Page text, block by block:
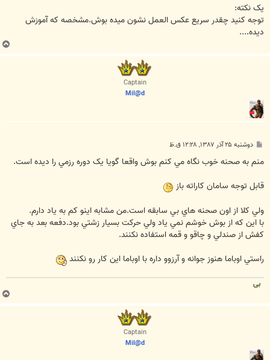
ت
یک نکته:
توجه کنید چقدر سریع عکس العمل نشون میده بوش.مشخصه که آموزش
دیده....
ب
ا
Captain
Mil@d
پ
ت
دوشنبه ۲۵ آذر ۱۳۸۷, ۱۲:۲۸ ق.ظ
منم به صحنه خوب نگاه مي کنم بوش واقعا گويا يک دوره رزمي را ديده است.
قابل توجه سامان کاراته باز
ولي کلا از اون صحنه هاي بي سابقه است.من مشابه اينو کم به ياد دارم.
با اين که از بوش خوشم نمي ياد ولي حرکت بسيار زشتي بود.دفعه بعد به جاي
کفش از صندلي و چاقو و قمه استفاده نکنند.
راستي اوباما هنوز جوانه و آرزوو داره با اوباما اين کار رو نکنند
بی
ب
ا
Captain
Mil@d